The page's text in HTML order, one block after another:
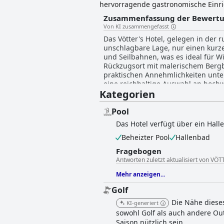
hervorragende gastronomische
Zusammenfassung der
Von KI zusammengefasst
Das Vötter's Hotel, gelegen in der
unschlagbare Lage, nur einen
und Seilbahnen, was es ideal für
Rückzugsort mit malerischem
praktischen Annehmlichkeiten unterstreicht. Das Frühstück im Vötter's Hotel wird für seine Qualität und
eine reichhaltige Auswahl an
gerecht werden. Dieser
Abendessen wird für seine
insbesondere für Kinder, hervorhebt. Sauberkeit ist ein deutliches Kennzeichen des Hotels, das durchweg als hervorragend
wird, wobei die Gäste die
außergewöhnlich freundlichen
das Empfangspersonal häufig besonders erwähnt wird. Das Hotel bietet auch
ausgestatteten Spa- und
aufweist. Während die Pool-
wunderschöne Umgebung und die
Hotel ist ein weiteres Highlight
Elektroautos, was es für Besucher
Indoor-Spielzimmer für Kinder und
Wintersportler finden im Vötter's
ausgezeichneten
abgenutzter Matratzen reicht,
Kategorien
Pool
Das Hotel verfügt über ein
Beheizter Pool
Hallenbad
Fragebogen
Antworten zuletzt aktualisiert von
Mehr anzeigen...
Golf
KI-generiert
Die Nähe
sowohl Golf als auch andere